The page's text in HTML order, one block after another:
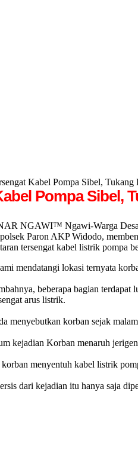
Kabel Pompa Sibel,
Pompa Sibel,
NGAWI™ Ngawi-Warga Desa
Paron AKP Widodo,
tersengat kabel listrik pompa
mendatangi lokasi ternyata
beberapa bagian
arus listrik.
menyebutkan korban sejak
kejadian Korban menaruh
menyentuh kabel listrik
dari kejadian itu hanya saja